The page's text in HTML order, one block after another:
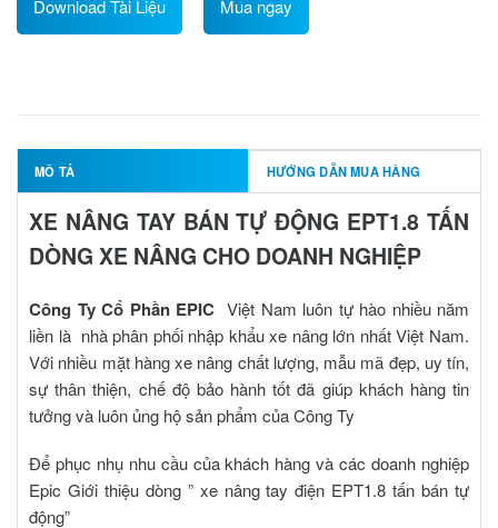
Download Tài Liệu Mua ngay
MÔ TẢ HƯỚNG DẪN MUA HÀNG
XE NÂNG TAY BÁN TỰ ĐỘNG EPT1.8 TẤN
DÒNG XE NÂNG CHO DOANH NGHIỆP
Công Ty Cổ Phần EPIC Việt Nam luôn tự hào nhiều năm
liền là nhà phân phối nhập khẩu xe nâng lớn nhất Việt Nam.
Với nhiều mặt hàng xe nâng chất lượng, mẫu mã đẹp, uy tín,
sự thân thiện, chế độ bảo hành tốt đã giúp khách hàng tin
tưởng và luôn ủng hộ sản phẩm của Công Ty
Để phục nhụ nhu cầu của khách hàng và các doanh nghiệp
Epic Giới thiệu dòng ” xe nâng tay điện EPT1.8 tấn bán tự
động”